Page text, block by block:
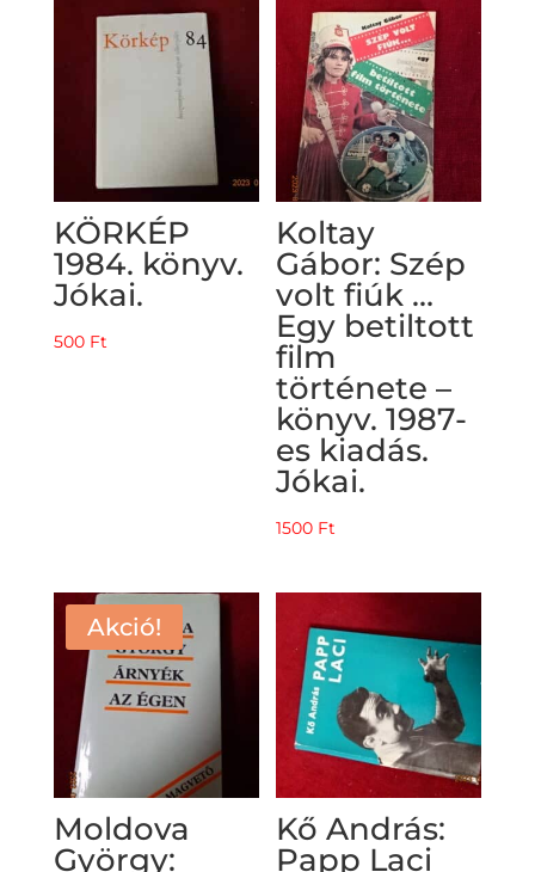
KÖRKÉP
1984. könyv.
Jókai.
500 Ft
Koltay
Gábor: Szép
volt fiúk …
Egy betiltott
film
története –
könyv. 1987-
es kiadás.
Jókai.
1500 Ft
Akció!
Moldova
György:
Kő András:
Papp Laci